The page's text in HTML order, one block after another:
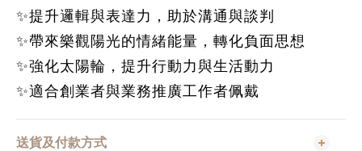
✨提升邏輯與表達力，助於溝通與談判
✨帶來樂觀陽光的情緒能量，轉化負面思想
✨強化太陽輪，提升行動力與生活動力
✨適合創業者與業務推廣工作者佩戴
送貨及付款方式